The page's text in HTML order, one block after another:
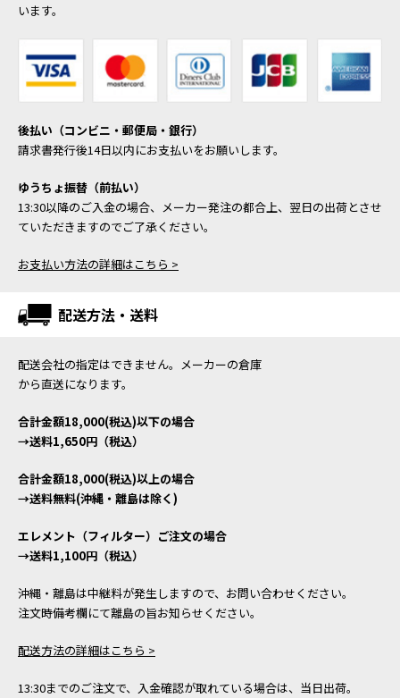
います。
後払い（コンビニ・郵便局・銀行）
請求書発行後14日以内にお支払いをお願いします。
ゆうちょ振替（前払い）
13:30以降のご入金の場合、メーカー発注の都合上、翌日の出荷とさせ
ていただきますのでご了承ください。
お支払い方法の詳細はこちら >
配送方法・送料
配送会社の指定はできません。メーカーの倉庫
から直送になります。
合計金額18,000(税込)以下の場合
→送料1,650円（税込）
合計金額18,000(税込)以上の場合
→送料無料(沖縄・離島は除く)
エレメント（フィルター）ご注文の場合
→送料1,100円（税込）
沖縄・離島は中継料が発生しますので、お問い合わせください。
注文時備考欄にて離島の旨お知らせください。
配送方法の詳細はこちら >
13:30までのご注文で、入金確認が取れている場合は、当日出荷。